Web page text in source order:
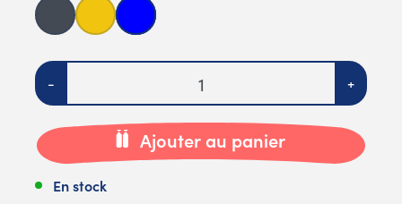
Noir Jaune Bleue
Quantité
- +
Ajouter au panier
En stock